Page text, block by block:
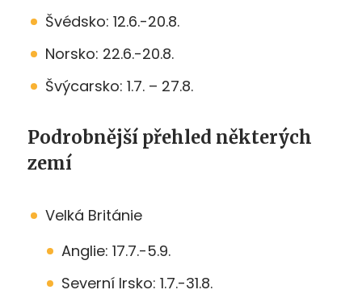
Švédsko: 12.6.-20.8.
Norsko: 22.6.-20.8.
Švýcarsko: 1.7. – 27.8.
Podrobnější přehled některých
zemí
Velká Británie
Anglie: 17.7.-5.9.
Severní Irsko: 1.7.-31.8.